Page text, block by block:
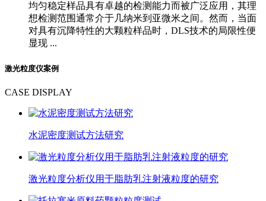
均匀稳定样品具有卓越的检测能力而被广泛应用，其理
想检测范围通常介于几纳米到亚微米之间。然而，当面
对具有沉降特性的大颗粒样品时，DLS技术的局限性便
显现 ...
激光粒度仪案例
CASE DISPLAY
水泥密度测试方法研究
激光粒度分析仪用于脂肪乳注射液粒度的研究